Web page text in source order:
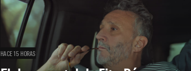
HACE 15 HORAS